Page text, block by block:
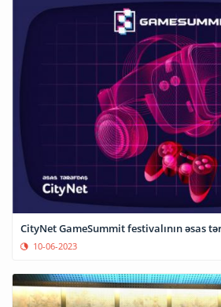
CityNet GameSummit festivalının əsas
10-06-2023